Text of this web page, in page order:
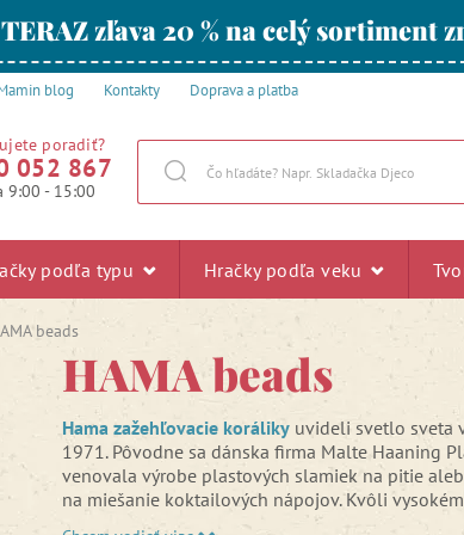
zľava 20 % na celý sortiment
blog Kontakty Doprava a platba
poradiť?
052 867
9:00 - 15:00
podľa typu Hračky podľa veku
beads
HAMA beads
Hama zažehľovacie koráliky uvideli svetlo sveta
1971. Pôvodne sa dánska firma Malte Haaning
venovala výrobe plastových slamiek na pitie
na miešanie koktailových nápojov. Kvôli
o plastové koráliky sa majiteľ firmy pán Malte